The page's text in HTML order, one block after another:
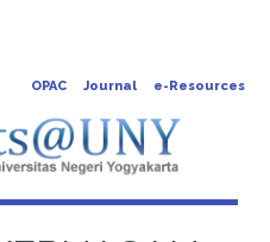
OPAC Journal e-Resources